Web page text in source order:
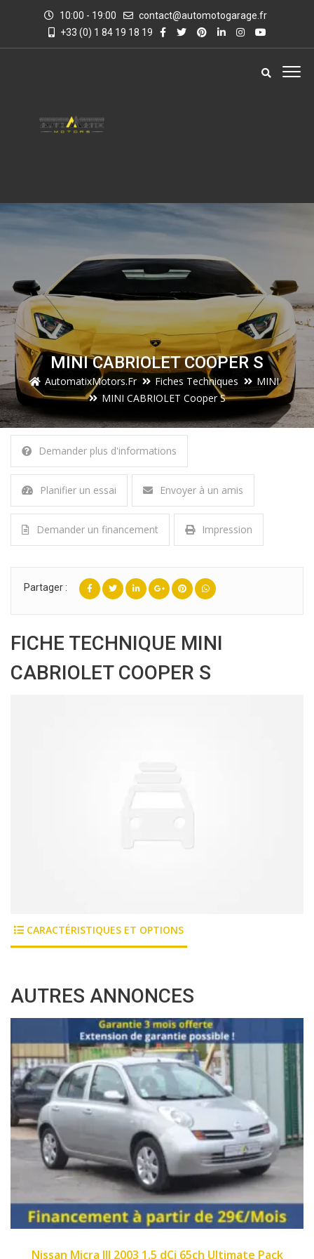
10:00 - 19:00
contact@automotogarage.fr
+33 (0) 1 84 19 18 19
MINI CABRIOLET COOPER S
AutomatixMotors.fr Fiches Techniques
MINI
MINI CABRIOLET Cooper S
Demander plus d'informations
Planifier un essai Envoyer à un amis
Demander un financement Impression
Partager :
FICHE TECHNIQUE MINI
CABRIOLET COOPER S
CARACTÉRISTIQUES ET OPTIONS
AUTRES ANNONCES
Pack Fiat Panda II 2007 1.1 8v 54ch